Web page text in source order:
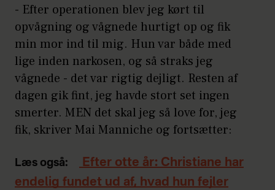
- Efter operationen blev jeg kørt til
opvågning og vågnede hurtigt op og fik
min mor ind til mig. Hun var både med
lige inden narkosen, og så straks jeg
vågnede - det var rigtig dejligt. Resten af
dagen gik fint, jeg havde stort set ingen
smerter. MEN det skal jeg så love for, jeg
fik, skriver Mai Manniche og fortsætter:
Læs også:
Efter otte år: Christiane har
endelig fundet ud af, hvad hun fejler